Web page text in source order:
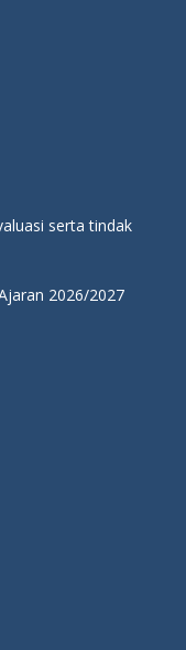
serta tindak
2026/2027